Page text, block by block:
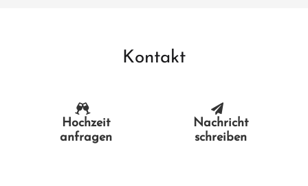
Kontakt
Hochzeit
anfragen
Nachricht
schreiben